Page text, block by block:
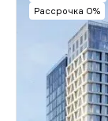
Рассрочка 0%